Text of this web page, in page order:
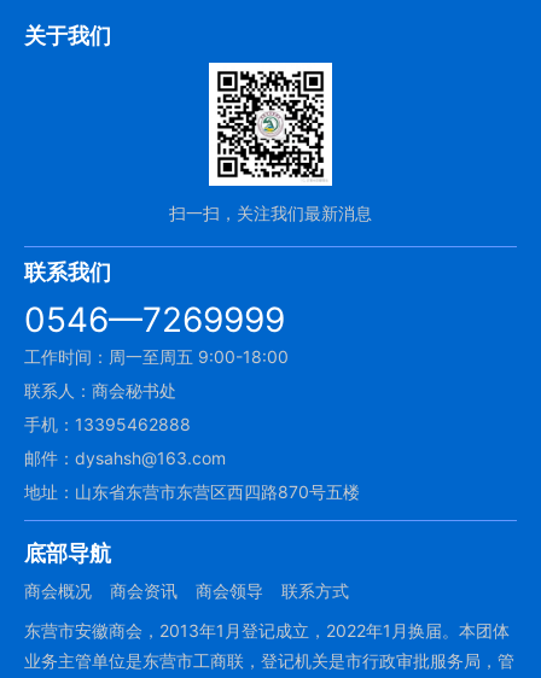
关于我们
扫一扫，关注我们最新消息
联系我们
0546—7269999
工作时间：周一至周五 9:00-18:00
联系人：商会秘书处
手机：13395462888
邮件：dysahsh@163.com
地址：山东省东营市东营区西四路870号五楼
底部导航
商会概况 商会资讯 商会领导
联系方式
东营市安徽商会，2013年1月登记成立，2022年1月换届。本团体
业务主管单位是东营市工商联，登记机关是市行政审批服务局，管